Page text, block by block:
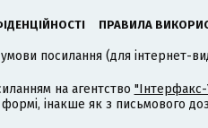
ПРАВИЛА
посилання (для інтернет-
на агентство "Інтерфакс-
інакше як з письмового